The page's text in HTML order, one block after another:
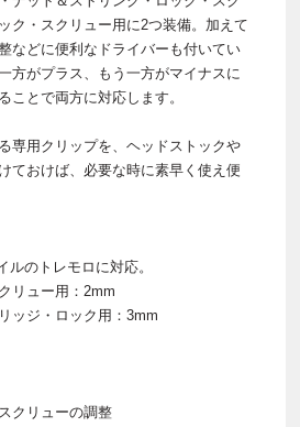
ク・スクリュー用に2つ装備。加えて
などに便利なドライバーも付いてい
方がプラス、もう一方がマイナスに
ことで両方に対応します。
専用クリップを、ヘッドストックや
ておけば、必要な時に素早く使え便
ルのトレモロに対応。
リュー用：2mm
ッジ・ロック用：3mm
クリューの調整